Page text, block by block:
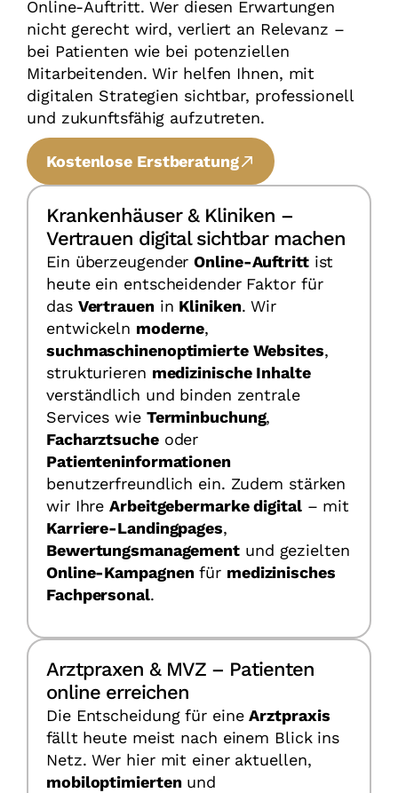
Online-Auftritt. Wer diesen Erwartungen
nicht gerecht wird, verliert an Relevanz –
bei Patienten wie bei potenziellen
Mitarbeitenden. Wir helfen Ihnen, mit
digitalen Strategien sichtbar, professionell
und zukunftsfähig aufzutreten.
Kostenlose Erstberatung
Krankenhäuser & Kliniken –
Vertrauen digital sichtbar machen
Ein überzeugenderOnline-Auftrittist
heute ein entscheidender Faktor für
das Vertrauenin Kliniken. Wir
entwickeln moderne,
suchmaschinenoptimierte Websites,
strukturieren medizinische Inhalte
verständlich und binden zentrale
Services wie Terminbuchung,
Facharztsucheoder
Patienteninformationen
benutzerfreundlich ein. Zudem stärken
wir IhreArbeitgebermarke digital– mit
Karriere-Landingpages,
Bewertungsmanagement und gezielten
Online-Kampagnenfür medizinisches
Fachpersonal.
Arztpraxen & MVZ – Patienten
online erreichen
Die Entscheidung für eineArztpraxis
fällt heute meist nach einem Blick ins
Netz. Wer hier mit einer aktuellen,
mobiloptimiertenund